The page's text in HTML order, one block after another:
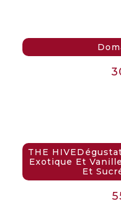
THE
Exotique Et
Et